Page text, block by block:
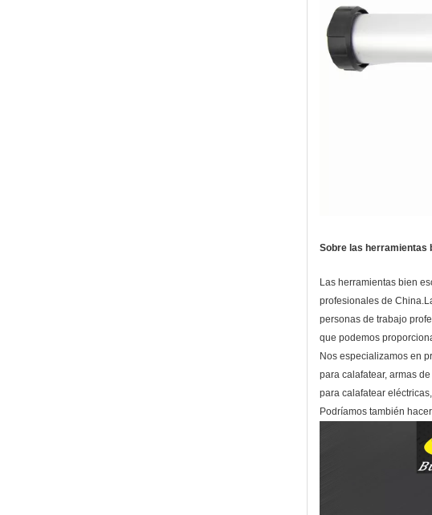
Sobre las herramientas
Las herramientas bien
profesionales de China.
personas de trabajo
que podemos
Nos especializamos en
para calafatear, armas
para calafatear
Podríamos también